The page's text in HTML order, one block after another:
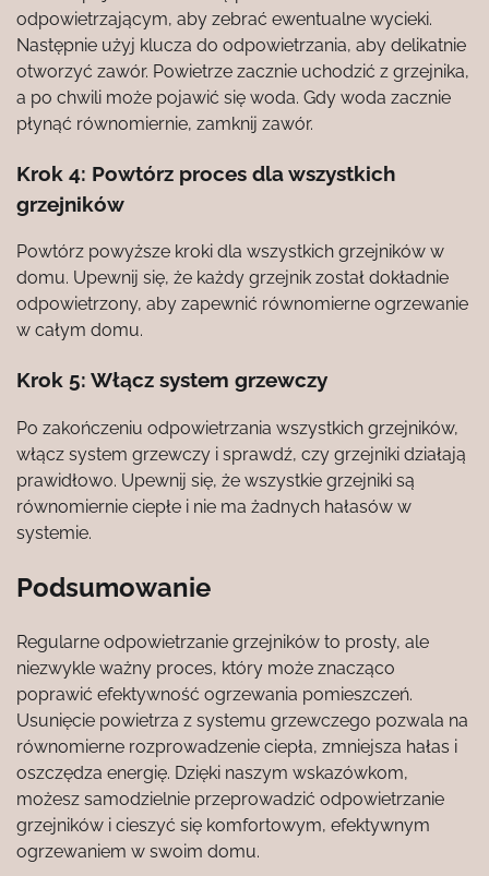
odpowietrzającym, aby zebrać ewentualne wycieki.
Następnie użyj klucza do odpowietrzania, aby delikatnie
otworzyć zawór. Powietrze zacznie uchodzić z grzejnika,
a po chwili może pojawić się woda. Gdy woda zacznie
płynąć równomiernie, zamknij zawór.
Krok 4: Powtórz proces dla wszystkich
grzejników
Powtórz powyższe kroki dla wszystkich grzejników w
domu. Upewnij się, że każdy grzejnik został dokładnie
odpowietrzony, aby zapewnić równomierne ogrzewanie
w całym domu.
Krok 5: Włącz system grzewczy
Po zakończeniu odpowietrzania wszystkich grzejników,
włącz system grzewczy i sprawdź, czy grzejniki działają
prawidłowo. Upewnij się, że wszystkie grzejniki są
równomiernie ciepłe i nie ma żadnych hałasów w
systemie.
Podsumowanie
Regularne odpowietrzanie grzejników to prosty, ale
niezwykle ważny proces, który może znacząco
poprawić efektywność ogrzewania pomieszczeń.
Usunięcie powietrza z systemu grzewczego pozwala na
równomierne rozprowadzenie ciepła, zmniejsza hałas i
oszczędza energię. Dzięki naszym wskazówkom,
możesz samodzielnie przeprowadzić odpowietrzanie
grzejników i cieszyć się komfortowym, efektywnym
ogrzewaniem w swoim domu.